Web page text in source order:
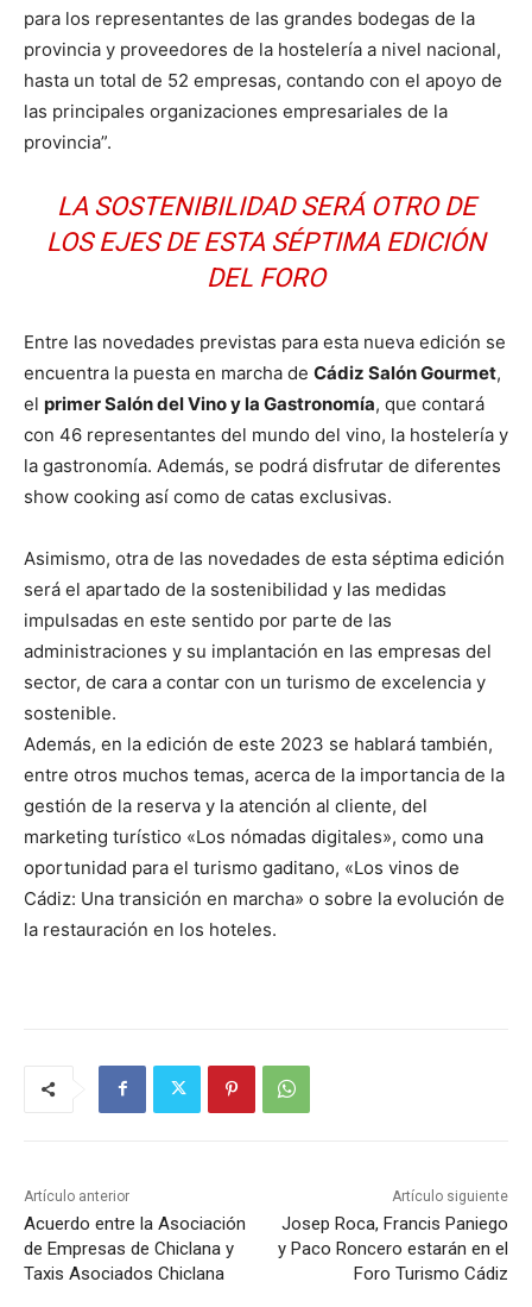
para los representantes de las grandes bodegas de la
provincia y proveedores de la hostelería a nivel nacional,
hasta un total de 52 empresas, contando con el apoyo de
las principales organizaciones empresariales de la
provincia”.
LA SOSTENIBILIDAD SERÁ OTRO DE
LOS EJES DE ESTA SÉPTIMA EDICIÓN
DEL FORO
Entre las novedades previstas para esta nueva edición se
encuentra la puesta en marcha de Cádiz Salón Gourmet,
el primer Salón del Vino y la Gastronomía, que contará
con 46 representantes del mundo del vino, la hostelería y
la gastronomía. Además, se podrá disfrutar de diferentes
show cooking así como de catas exclusivas.
Asimismo, otra de las novedades de esta séptima edición
será el apartado de la sostenibilidad y las medidas
impulsadas en este sentido por parte de las
administraciones y su implantación en las empresas del
sector, de cara a contar con un turismo de excelencia y
sostenible.
Además, en la edición de este 2023 se hablará también,
entre otros muchos temas, acerca de la importancia de la
gestión de la reserva y la atención al cliente, del
marketing turístico «Los nómadas digitales», como una
oportunidad para el turismo gaditano, «Los vinos de
Cádiz: Una transición en marcha» o sobre la evolución de
la restauración en los hoteles.
Artículo anterior
Acuerdo entre la Asociación
de Empresas de Chiclana y
Taxis Asociados Chiclana
Artículo siguiente
Josep Roca, Francis Paniego
y Paco Roncero estarán en el
Foro Turismo Cádiz